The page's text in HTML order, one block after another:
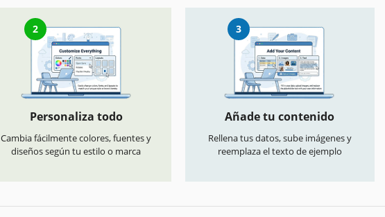
2
Personaliza todo
Cambia fácilmente colores, fuentes y
diseños según tu estilo o marca
3
Añade tu contenido
Rellena tus datos, sube imágenes y
reemplaza el texto de ejemplo